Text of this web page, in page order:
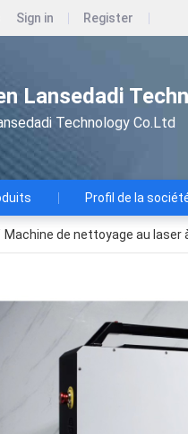
Sign in Register
Lansedadi
Technology Co.Ltd
Profil de la
Machine de nettoyage au laser